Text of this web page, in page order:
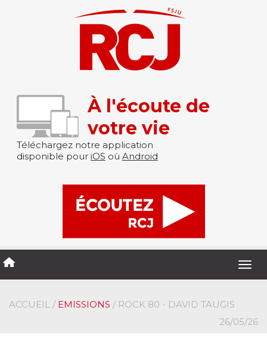
À l'écoute de
votre vie
Téléchargez notre application
disponible pour iOS où Android
ACCUEIL / EMISSIONS / ROCK 80 - DAVID TAUGIS
26/05/26